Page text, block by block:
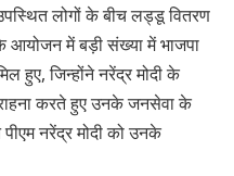
लोगों के बीच लड्डू वितरण
आयोजन में बड़ी संख्या में भाजपा
हुए, जिन्होंने नरेंद्र मोदी के
करते हुए उनके जनसेवा के
नरेंद्र मोदी को उनके